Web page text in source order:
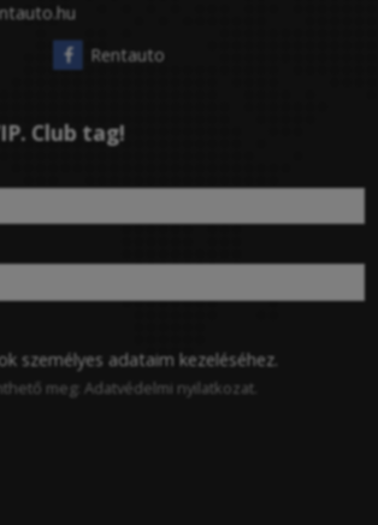
Rentauto
Club tag!
személyes adataim kezeléséhez.
meg: Adatvédelmi nyilatkozat